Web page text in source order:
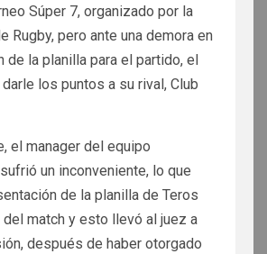
Súper 7, organizado por la
Rugby, pero ante una demora en
de la planilla para el partido, el
los puntos a su rival, Club
el manager del equipo
un inconveniente, lo que
de la planilla de Teros
match y esto llevó al juez a
después de haber otorgado